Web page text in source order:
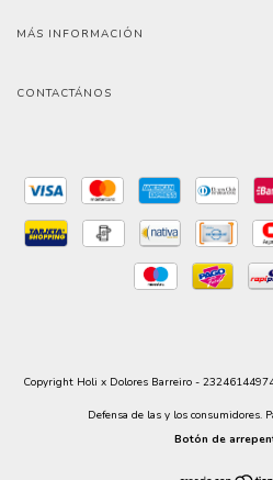
MÁS INFORMACIÓN
CONTACTÁNOS
Copyright Holi x Dolores Barreiro -
Defensa de las y los consumidores.
Botón de